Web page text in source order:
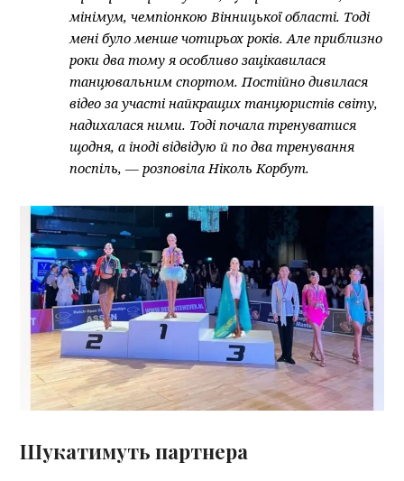
мінімум, чемпіонкою Вінницької області. Тоді
мені було менше чотирьох років. Але приблизно
роки два тому я особливо зацікавилася
танцювальним спортом. Постійно дивилася
відео за участі найкращих танцюристів світу,
надихалася ними. Тоді почала тренуватися
щодня, а іноді відвідую й по два тренування
поспіль, — розповіла Ніколь Корбут.
Шукатимуть партнера